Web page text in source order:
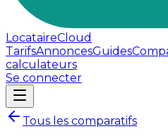
LocataireCloud
TarifsAnnoncesGuides
calculateurs
Se connecter
Tous les comparatifs